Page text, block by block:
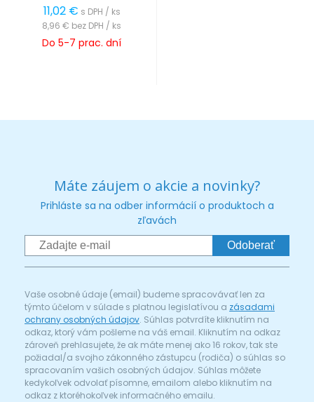
11,02 € s DPH / ks
8,96 € bez DPH / ks
Do 5-7 prac. dní
Máte záujem o akcie a novinky?
Prihláste sa na odber informácií o produktoch a
zľavách
Odoberať
Vaše osobné údaje (email) budeme spracovávať len za
týmto účelom v súlade s platnou legislatívou a zásadami
ochrany osobných údajov. Súhlas potvrdíte kliknutím na
odkaz, ktorý vám pošleme na váš email. Kliknutím na odkaz
zároveň prehlasujete, že ak máte menej ako 16 rokov, tak ste
požiadal/a svojho zákonného zástupcu (rodiča) o súhlas so
spracovaním vašich osobných údajov. Súhlas môžete
kedykoľvek odvolať písomne, emailom alebo kliknutím na
odkaz z ktoréhokoľvek informačného emailu.